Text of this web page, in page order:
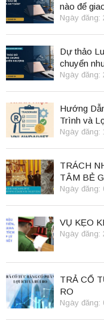
nào để
Ngày đăng:
Dự thảo
chuyển
Ngày đăng:
Hướng
Trình và
Ngày đăng:
TRÁCH
TÂM BẺ
Ngày đăng:
VỤ KẸO
Ngày đăng:
TRẢ CỔ
RO
Ngày đăng: